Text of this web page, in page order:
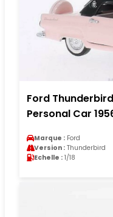
Ford
Personal Car
Marque : Ford
Version : Thunderbird
Echelle : 1/18